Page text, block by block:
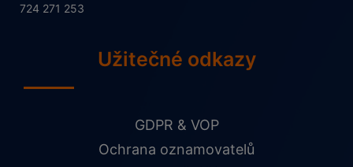
724 271 253
Užitečné odkazy
GDPR & VOP
Ochrana oznamovatelů